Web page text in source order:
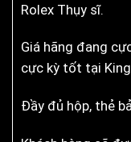
Rolex Thụy sĩ.
Giá hãng đang
cực kỳ tốt tại
Đầy đủ hộp, thẻ